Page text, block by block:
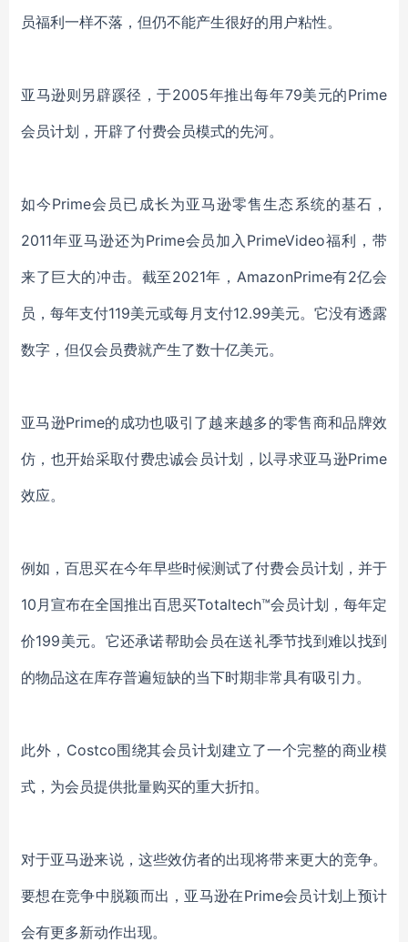
员福利一样不落，但仍不能产生很好的用户粘性。
亚马逊则另辟蹊径，于2005年推出每年79美元的Prime
会员计划，开辟了付费会员模式的先河。
如今Prime会员已成长为亚马逊零售生态系统的基石，
2011年亚马逊还为Prime会员加入PrimeVideo福利，带
来了巨大的冲击。 截至2021年，AmazonPrime有2亿会
员，每年支付119美元或每月支付12.99美元。它没有透露
数字，但仅会员费就产生了数十亿美元。
亚马逊Prime的成功也吸引了越来越多的零售商和品牌效
仿，也开始采取付费忠诚会员计划，以寻求亚马逊Prime
效应。
例如，百思买在今年早些时候测试了付费会员计划，并于
10月宣布在全国推出百思买Totaltech™会员计划，每年定
价199美元。它还承诺帮助会员在送礼季节找到难以找到
的物品这在库存普遍短缺的当下时期非常具有吸引力。
此外，Costco围绕其会员计划建立了一个完整的商业模
式，为会员提供批量购买的重大折扣。
对于亚马逊来说，这些效仿者的出现将带来更大的竞争。
要想在竞争中脱颖而出，亚马逊在Prime会员计划上预计
会有更多新动作出现。